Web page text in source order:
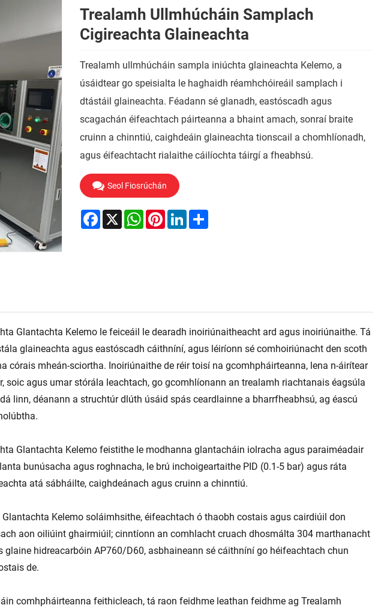
Trealamh Ullmhúcháin Samplach
Cigireachta Glaineachta
Trealamh ullmhúcháin sampla iniúchta glaineachta Kelemo, a
úsáidtear go speisialta le haghaidh réamhchóireáil samplach i
dtástáil glaineachta. Féadann sé glanadh, eastóscadh agus
scagachán éifeachtach páirteanna a bhaint amach, sonraí braite
cruinn a chinntiú, caighdeáin glaineachta tionscail a chomhlíonadh,
agus éifeachtacht rialaithe cáilíochta táirgí a fheabhsú.
Seol Fiosrúchán
Facebook
X WhatsApp
PinterestLinkedInShare
Glantachta Kelemo le feiceáil le dearadh inoiriúnaitheacht ard agus inoiriúnaithe. Tá
glaineachta agus eastóscadh cáithníní, agus léiríonn sé comhoiriúnacht den scoth
córais mheán-sciortha. Inoiriúnaithe de réir toisí na gcomhpháirteanna, lena n-áirítear
soic agus umar stórála leachtach, go gcomhlíonann an trealamh riachtanais éagsúla
linn, déanann a struchtúr dlúth úsáid spás ceardlainne a bharrfheabhsú, ag éascú
Glantachta Kelemo feistithe le modhanna glantacháin iolracha agus paraiméadair
bunúsacha agus roghnacha, le brú inchoigeartaithe PID (0.1-5 bar) agus ráta
atá sábháilte, caighdeánach agus cruinn a chinntiú.
Kelemo soláimhsithe, éifeachtach ó thaobh costais agus cairdiúil don
aon oiliúint ghairmiúil; cinntíonn an comhlacht cruach dhosmálta 304 marthanacht
hidreacarbóin AP760/D60, asbhaineann sé cáithníní go héifeachtach chun
de.
comhpháirteanna feithicleach, tá raon feidhme leathan feidhme ag Trealamh